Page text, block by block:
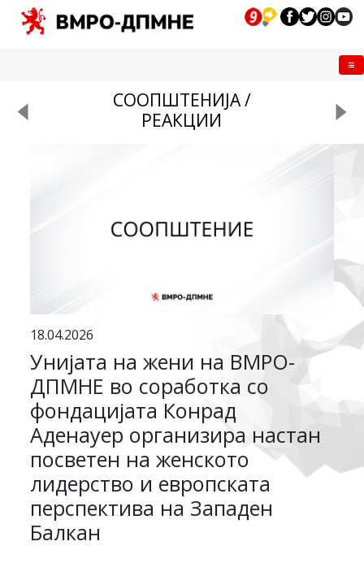
СООПШТЕНИЈА /
РЕАКЦИИ
18.04.2026
Унијата на жени на ВМРО-
ДПМНЕ во соработка со
фондацијата Конрад
Аденауер организира настан
посветен на женското
лидерство и европската
перспектива на Западен
Балкан